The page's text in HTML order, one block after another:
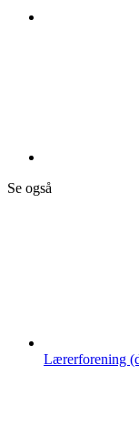
Se også
Lærerforening